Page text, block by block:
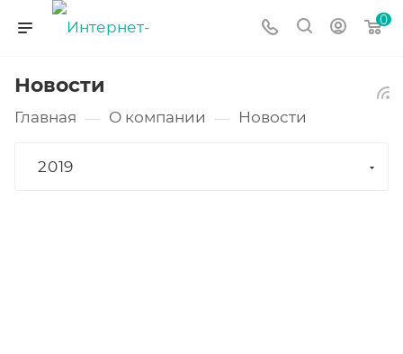
0
Новости
Главная — О компании — Новости
2019